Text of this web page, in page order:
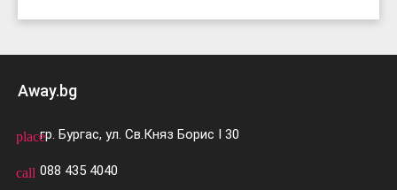
Away.bg
placeгр. Бургас, ул. Св.Княз Борис I 30
call 088 435 4040